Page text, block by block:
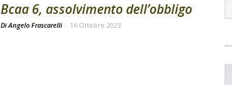
Bcaa 6, assolvimento dell’obbligo
Di Angelo Frascarelli - 16 Ottobre 2023